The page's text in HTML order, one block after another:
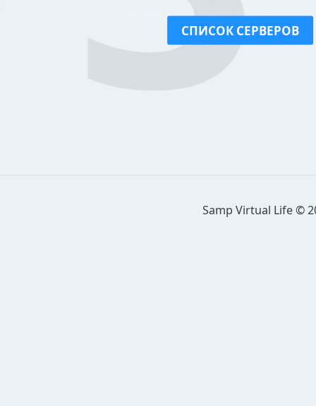
СПИСОК СЕРВЕРОВ
Samp Virtual Life ©